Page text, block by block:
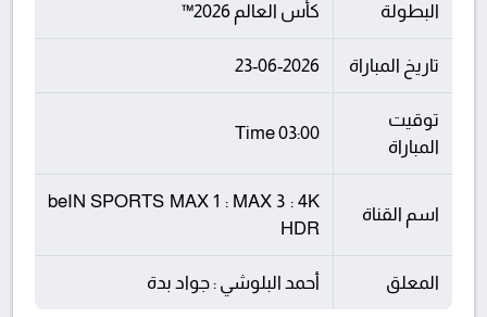
البطولة كأس العالم 2026™
تاريخ المباراة 23-06-2026
توقيت
المباراة
03:00 Time
اسم القناة
beIN SPORTS MAX 1 : MAX 3 : 4K
HDR
المعلق أحمد البلوشي : جواد بدة